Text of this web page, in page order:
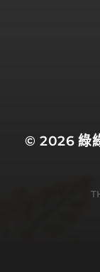
© 2026綠